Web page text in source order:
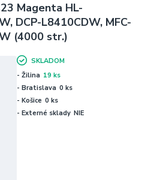
Magenta HL-
DCP-L8410CDW, MFC-
(4000 str.)
SKLADOM
- Žilina 19 ks
- Bratislava 0 ks
- Košice 0 ks
- Externé sklady NIE